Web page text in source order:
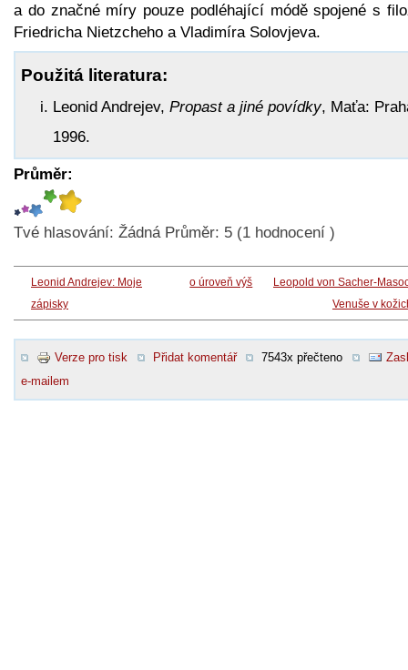
a do značné míry pouze podléhající módě spojené s
Friedricha Nietzcheho a Vladimíra Solovjeva.
Použitá literatura:
Leonid Andrejev, Propast a jiné povídky, Maťa:
1996.
Průměr:
Tvé hlasování: Žádná Průměr: 5 (1 hodnocení )
Leonid Andrejev: Moje
zápisky
o úroveň výš
Leopold von Sacher-
Venuše v
Verze pro tisk Přidat komentář 7543x přečteno
e-mailem